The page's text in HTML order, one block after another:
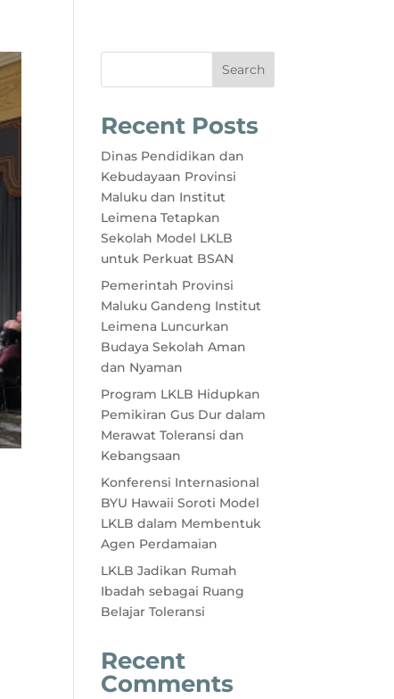
Search
Recent Posts
Dinas Pendidikan dan
Kebudayaan Provinsi
Maluku dan Institut
Leimena Tetapkan
Sekolah Model LKLB
untuk Perkuat BSAN
Pemerintah Provinsi
Maluku Gandeng Institut
Leimena Luncurkan
Budaya Sekolah Aman
dan Nyaman
Program LKLB Hidupkan
Pemikiran Gus Dur dalam
Merawat Toleransi dan
Kebangsaan
Konferensi Internasional
BYU Hawaii Soroti Model
LKLB dalam Membentuk
Agen Perdamaian
LKLB Jadikan Rumah
Ibadah sebagai Ruang
Belajar Toleransi
Recent
Comments